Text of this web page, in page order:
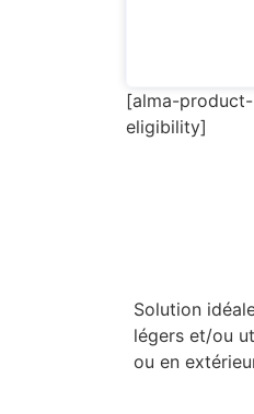
[alma-product-
eligibility]
Solution
légers et/ou
ou en